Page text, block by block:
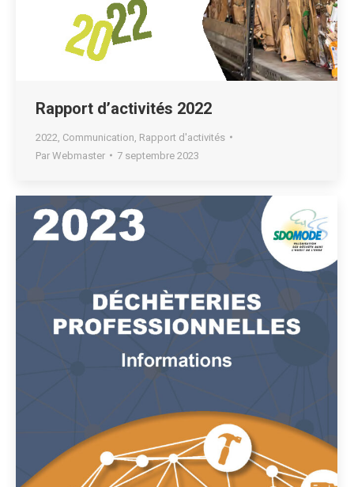
Rapport d’activités 2022
2022 Communication Rapport d'activités
Par Webmaster 7 septembre 2023